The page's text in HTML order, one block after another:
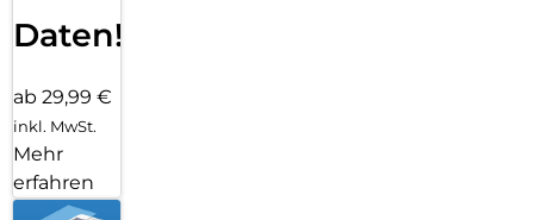
Daten!
ab 29,99 €
inkl. MwSt.
Mehr
erfahren